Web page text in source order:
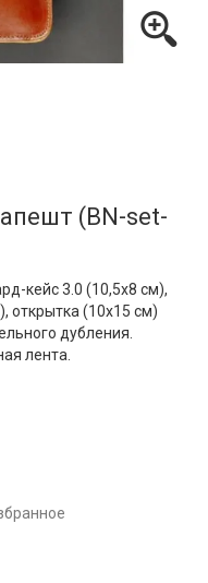
(BN-set-
кейс 3.0 (10,5х8 см),
открытка (10х15 см)
дубления.
лента.